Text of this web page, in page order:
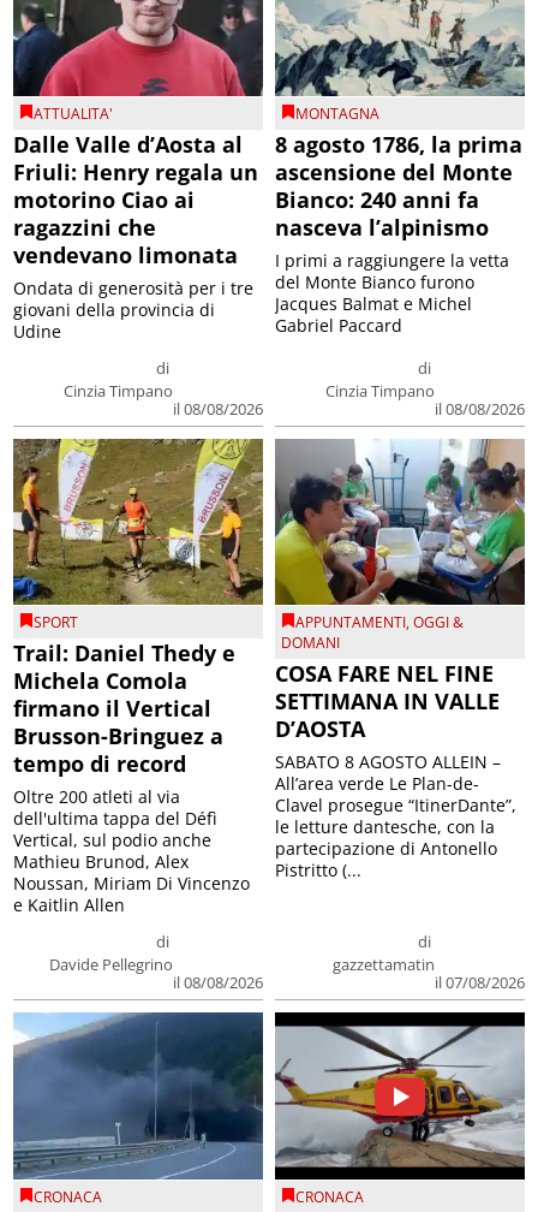
ATTUALITA'
Dalle Valle d’Aosta al
Friuli: Henry regala un
motorino Ciao ai
ragazzini che
vendevano limonata
di
Cinzia Timpano
il 08/08/2026
Ondata di generosità per i tre
giovani della provincia di
Udine
MONTAGNA
8 agosto 1786, la prima
ascensione del Monte
Bianco: 240 anni fa
nasceva l’alpinismo
di
Cinzia Timpano
il 08/08/2026
I primi a raggiungere la vetta
del Monte Bianco furono
Jacques Balmat e Michel
Gabriel Paccard
SPORT
Trail: Daniel Thedy e
Michela Comola
firmano il Vertical
Brusson-Bringuez a
tempo di record
di
Davide Pellegrino
il 08/08/2026
Oltre 200 atleti al via
dell'ultima tappa del Défì
Vertical, sul podio anche
Mathieu Brunod, Alex
Noussan, Miriam Di Vincenzo
e Kaitlin Allen
APPUNTAMENTI,OGGI &
DOMANI
COSA FARE NEL FINE
SETTIMANA IN VALLE
D’AOSTA
di
gazzettamatin
il 07/08/2026
SABATO 8 AGOSTO ALLEIN –
All’area verde Le Plan-de-
Clavel prosegue “ItinerDante”,
le letture dantesche, con la
partecipazione di Antonello
Pistritto (...
CRONACA CRONACA